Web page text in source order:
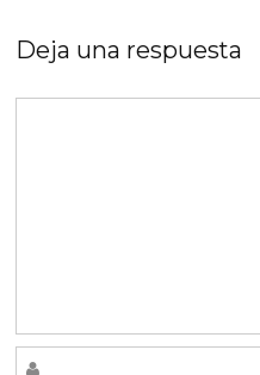
Deja una respuesta